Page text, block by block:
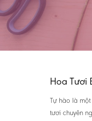
Hoa Tươi
Tự hào là
tươi chuyên